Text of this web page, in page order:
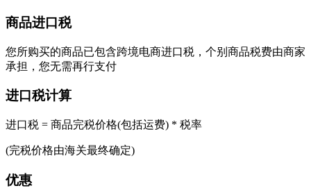
商品进口税
您所购买的商品已包含跨境电商进口税，个别商品税费由商家
承担，您无需再行支付
进口税计算
进口税 = 商品完税价格(包括运费) * 税率
(完税价格由海关最终确定)
优惠